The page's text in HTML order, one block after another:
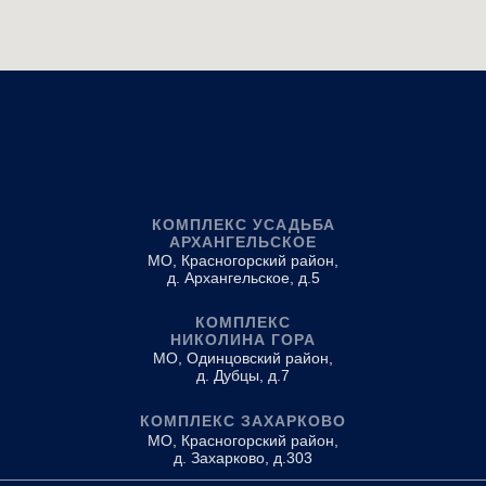
КОМПЛЕКС
НИКОЛИНА ГОРА
КОМПЛЕКС УСАДЬБА
АРХАНГЕЛЬСКОЕ
МО, Красногорский район,
д. Архангельское, д.5
МО, Одинцовский район,
д. Дубцы, д.7
КОМПЛЕКС ЗАХАРКОВО
МО, Красногорский район,
д. Захарково, д.303